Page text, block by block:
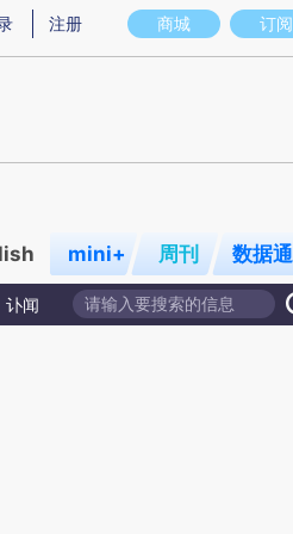
意图存在偏差。不代表财新观点和立场。
商城 订阅
注册
mini+ 周刊 数据通
讣闻